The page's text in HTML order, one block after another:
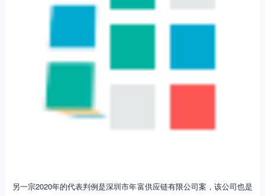
另一宗2020年的代表判例是深圳市年富供应链有限公司案，该公司也是